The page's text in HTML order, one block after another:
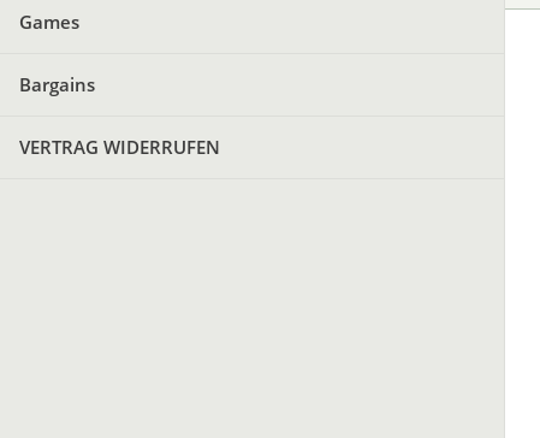
Games
Bargains
VERTRAG WIDERRUFEN